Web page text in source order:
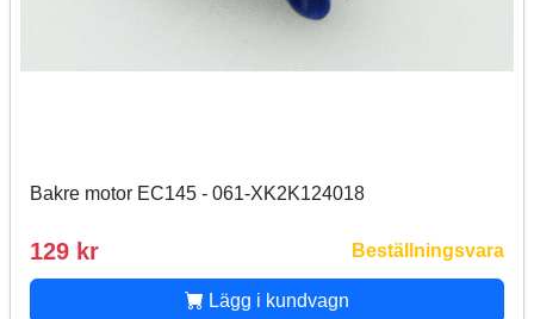
Bakre motor EC145 - 061-XK2K124018
129 kr Beställningsvara
Lägg i kundvagn